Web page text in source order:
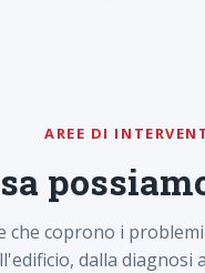
AREE DI
che coprono i
dalla diagnosi